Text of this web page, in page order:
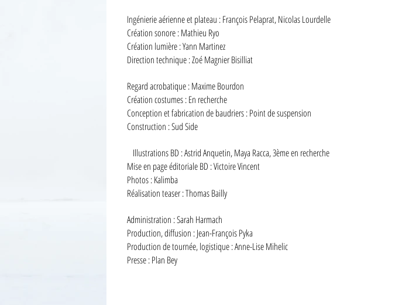
Ingénierie aérienne et plateau : François Pelaprat, Nicolas Lourdelle
Création sonore : Mathieu Ryo
Création lumière : Yann Martinez
Direction technique : Zoé Magnier Bisilliat
Regard acrobatique : Maxime Bourdon
Création costumes : En recherche
Conception et fabrication de baudriers : Point de suspension
Construction : Sud Side
Illustrations BD : Astrid Anquetin, Maya Racca, 3ème en recherche
Mise en page éditoriale BD : Victoire Vincent
Photos : Kalimba
Réalisation teaser : Thomas Bailly
Administration : Sarah Harmach
Production, diffusion : Jean-François Pyka
Production de tournée, logistique : Anne-Lise Mihelic
Presse : Plan Bey